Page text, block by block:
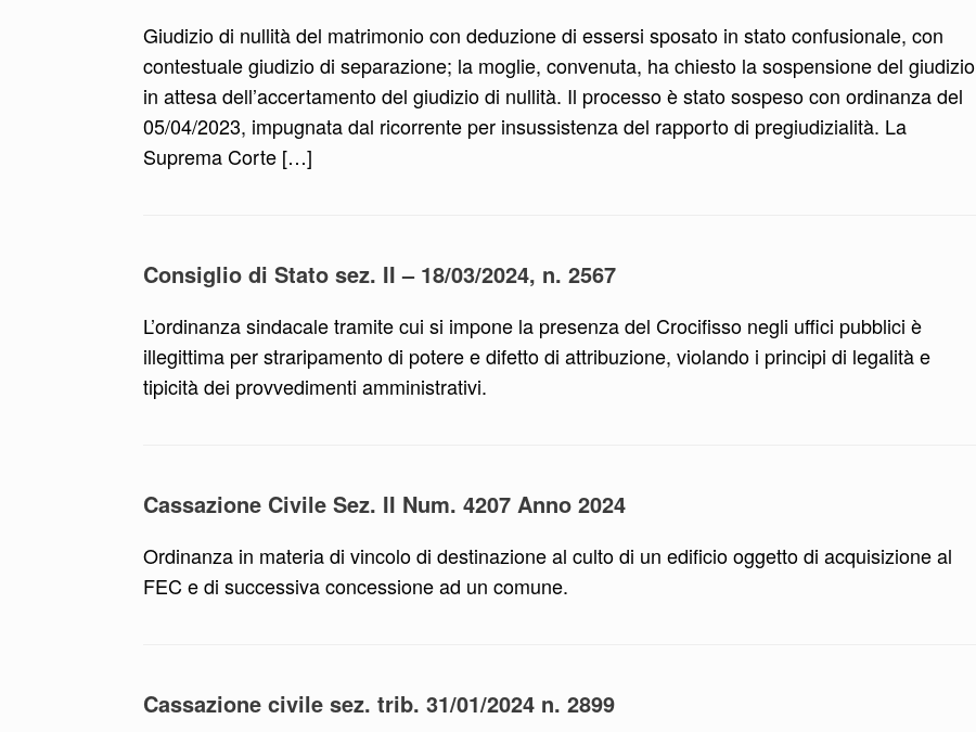
Giudizio di nullità del matrimonio con deduzione di essersi sposato in stato confusionale, con
contestuale giudizio di separazione; la moglie, convenuta, ha chiesto la sospensione del giudizio
in attesa dell’accertamento del giudizio di nullità. Il processo è stato sospeso con ordinanza del
05/04/2023, impugnata dal ricorrente per insussistenza del rapporto di pregiudizialità. La
Suprema Corte […]
Consiglio di Stato sez. II – 18/03/2024, n. 2567
L’ordinanza sindacale tramite cui si impone la presenza del Crocifisso negli uffici pubblici è
illegittima per straripamento di potere e difetto di attribuzione, violando i principi di legalità e
tipicità dei provvedimenti amministrativi.
Cassazione Civile Sez. II Num. 4207 Anno 2024
Ordinanza in materia di vincolo di destinazione al culto di un edificio oggetto di acquisizione al
FEC e di successiva concessione ad un comune.
Cassazione civile sez. trib. 31/01/2024 n. 2899